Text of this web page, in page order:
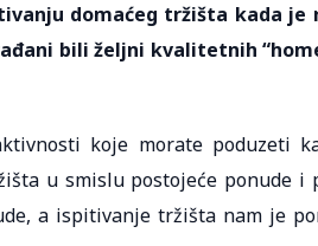
domaćeg tržišta kada je
bili željni kvalitetnih
koje morate poduzeti
u smislu postojeće ponude i
a ispitivanje tržišta nam je